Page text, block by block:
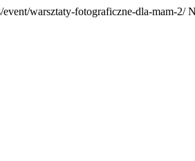
warsztaty-fotograficzne-dla-mam-2/